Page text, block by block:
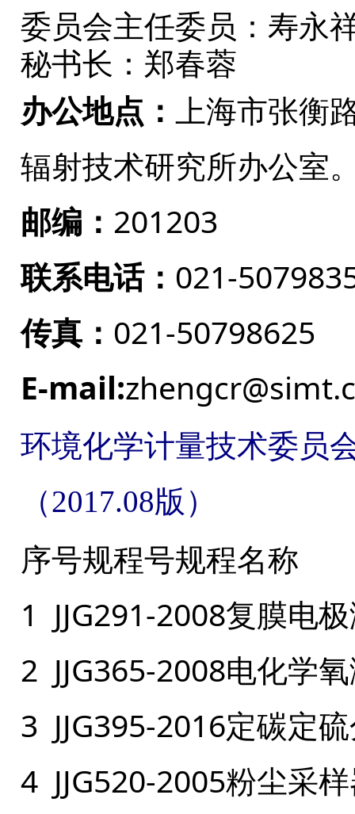
委员会主任委员： 寿永
秘书长： 郑春蓉
办公地点： 上海市张衡
辐射技术研究所办公室
邮编： 201203
联系电话： 021-
传真： 021-50798625
E-mail:
环境化学计量技术委员
（2017.08版）
序号规程号规程名称
1 JJG291-2008复膜电
2 JJG365-2008电化学
3 JJG395-2016定碳定
4 JJG520-2005粉尘采